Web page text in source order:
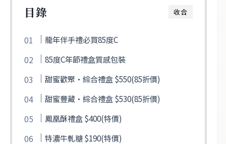
收合
目錄
龍年伴手禮必買85度C
85度C年節禮盒質感包裝
甜蜜歡聚·綜合禮盒 $550(85折價)
甜蜜豐藏·綜合禮盒 $530(85折價)
鳳凰酥禮盒 $400(特價)
特濃牛軋糖 $190(特價)